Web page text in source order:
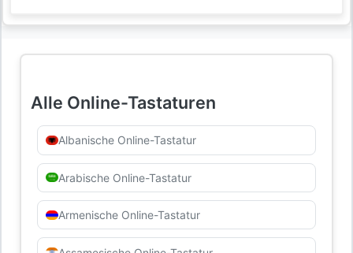
Alle Online-Tastaturen
Albanische Online-Tastatur
Arabische Online-Tastatur
Armenische Online-Tastatur